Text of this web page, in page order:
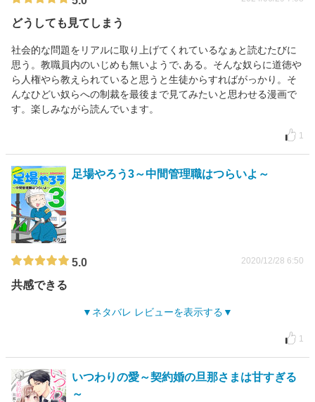
どうしても見てしまう
社会的な問題をリアルに取り上げてくれているなぁと読むたびに
思う。教職員内のいじめも無いようで､ある。そんな奴らに道徳や
ら人権やら教えられていると思うと生徒からすればがっかり。そ
んなひどい奴らへの制裁を最後まで見てみたいと思わせる漫画で
す。楽しみながら読んでいます。
1
足場やろう3～中間管理職はつらいよ～
5.0 2020/12/28 6:50
共感できる
ネタバレ レビューを表示する
1
いつわりの愛～契約婚の旦那さまは甘すぎる
～